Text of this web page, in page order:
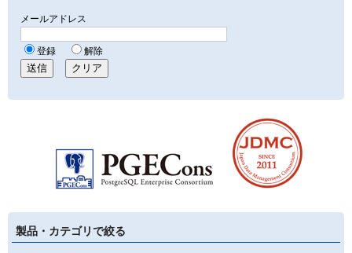
製品・カテゴリで絞る